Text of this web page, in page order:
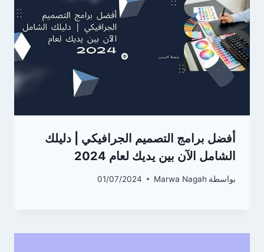
أفضل برامج التصميم الجرافيكي | دليلك
الشامل الآن بين يديك لعام 2024
بواسطة Marwa Nagah
01/07/2024